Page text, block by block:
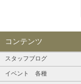
コンテンツ
スタッフブログ
イベント 各種